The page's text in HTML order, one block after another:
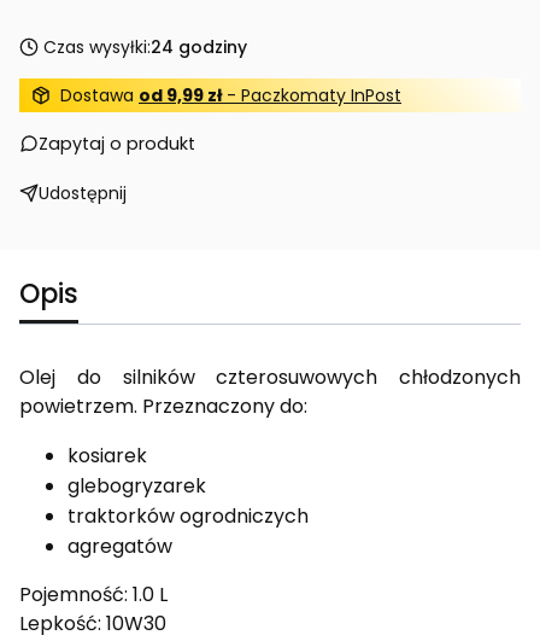
Czas wysyłki:24 godziny
Dostawa od 9,99 zł - Paczkomaty InPost
Zapytaj o produkt
Udostępnij
Opis
Olej do silników czterosuwowych chłodzonych
powietrzem. Przeznaczony do:
kosiarek
glebogryzarek
traktorków ogrodniczych
agregatów
Pojemność: 1.0 L
Lepkość: 10W30